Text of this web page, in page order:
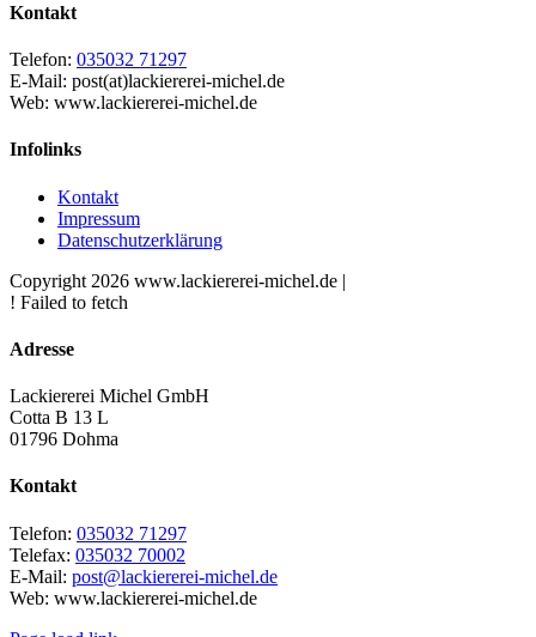
Kontakt
Telefon: 035032 71297
E-Mail: post(at)lackiererei-michel.de
Web: www.lackiererei-michel.de
Infolinks
Kontakt
Impressum
Datenschutzerklärung
Copyright 2026 www.lackiererei-michel.de |
! Failed to fetch
Toggle
Bar
Area
Adresse
Lackiererei Michel GmbH
Cotta B 13 L
01796 Dohma
Kontakt
Telefon: 035032 71297
Telefax: 035032 70002
E-Mail: post@lackiererei-michel.de
Web: www.lackiererei-michel.de